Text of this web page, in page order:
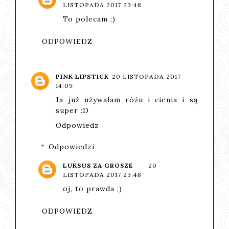
LISTOPADA 2017 23:48
To polecam ;)
ODPOWIEDZ
PINK LIPSTICK 20 LISTOPADA 2017
14:09
Ja już używałam różu i cienia i są
super :D
Odpowiedz
Odpowiedzi
LUKSUS ZA GROSZE
20
LISTOPADA 2017 23:48
oj, to prawda ;)
ODPOWIEDZ